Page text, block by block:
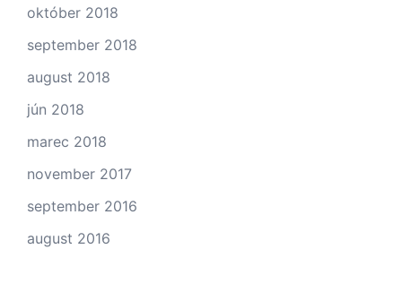
október 2018
september 2018
august 2018
jún 2018
marec 2018
november 2017
september 2016
august 2016